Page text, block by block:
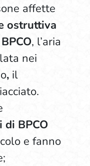
affette
ostruttiva
BPCO, l’aria
nei
,il
di BPCO
e fanno